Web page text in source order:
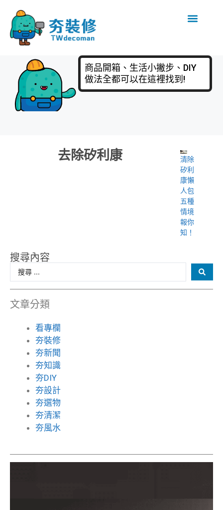
商品開箱、生活小撇步、DIY
做法全都可以在這裡找到!
去除矽利康
清除
矽利
康懶
人包
五種
情境
報你
知！
搜尋內容
文章分類
看專欄
夯裝修
夯新聞
夯知識
夯DIY
夯設計
夯選物
夯清潔
夯風水